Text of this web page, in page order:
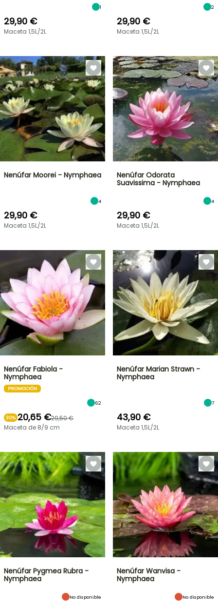
1
29,90 €
Maceta 1,5L/2L
2
29,90 €
Maceta 1,5L/2L
Nenúfar Moorei - Nymphaea
4
29,90 €
Maceta 1,5L/2L
Nenúfar Odorata
Suavissima - Nymphaea
4
29,90 €
Maceta 1,5L/2L
Nenúfar Fabiola -
Nymphaea
PROMOCIÓN
62
30% 20,65 €29,50 €
Maceta de 8/9 cm
Nenúfar Marian Strawn -
Nymphaea
7
43,90 €
Maceta 1,5L/2L
Nenúfar Pygmea Rubra -
Nymphaea
No disponible
Nenúfar Wanvisa -
Nymphaea
No disponible